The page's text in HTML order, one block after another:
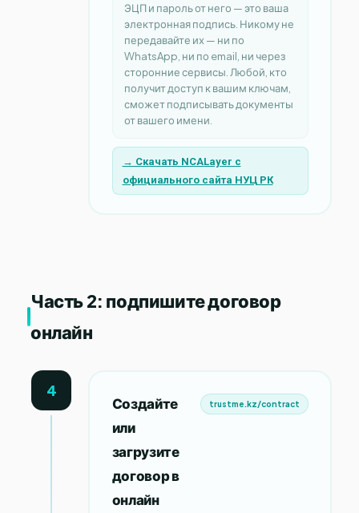
ЭЦП и пароль от него — это ваша
электронная подпись. Никому не
передавайте их — ни по
WhatsApp, ни по email, ни через
сторонние сервисы. Любой, кто
получит доступ к вашим ключам,
сможет подписывать документы
от вашего имени.
→ Скачать NCALayer с
официального сайта НУЦ РК
Часть 2: подпишите договор
онлайн
4
Создайте
или
загрузите
договор в
онлайн
trustme.kz/contract